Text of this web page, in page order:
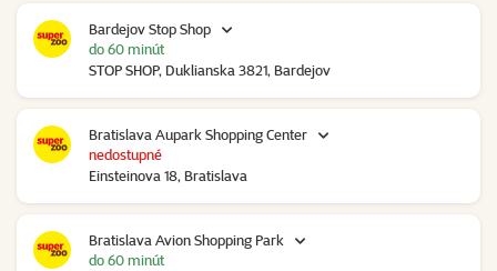
Bardejov Stop Shop
STOP SHOP, Duklianska 3821, Bardejov
do 60 minút
Bratislava Aupark Shopping Center
Einsteinova 18, Bratislava
nedostupné
Bratislava Avion Shopping Park
do 60 minút